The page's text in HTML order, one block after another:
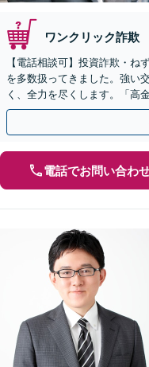
ワンクリック詐欺
【電話相談可】投資詐欺・ね
を多数扱ってきました。強い
く、全力を尽くします。「高
った」等、まずはお電話くだ
電話でお問い合わ